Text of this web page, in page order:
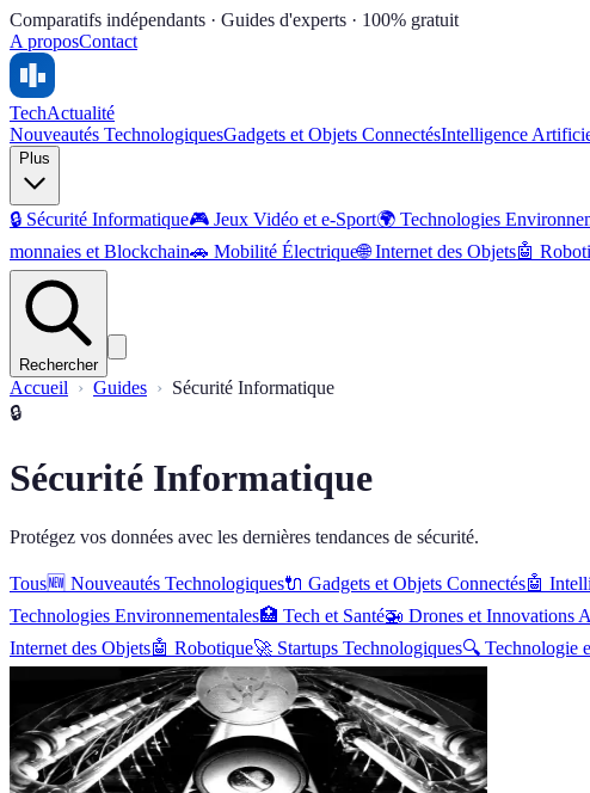
Comparatifs indépendants · Guides d'experts · 100% gratuit
A proposContact
TechActualité
Nouveautés TechnologiquesGadgets et Objets ConnectésIntelligence
Plus
🔒 Sécurité Informatique🎮 Jeux Vidéo et e-Sport🌍 Technologies
monnaies et Blockchain🚗 Mobilité Électrique🌐 Internet des Objets🤖
Rechercher
Accueil Guides
Sécurité Informatique
🔒
Sécurité Informatique
Protégez vos données avec les dernières tendances de sécurité.
Tous🆕 Nouveautés Technologiques🔌 Gadgets et Objets Connectés🤖
Technologies Environnementales🏥 Tech et Santé🚁 Drones et Innovations
Internet des Objets🤖 Robotique🚀 Startups Technologiques🔍 Technologie